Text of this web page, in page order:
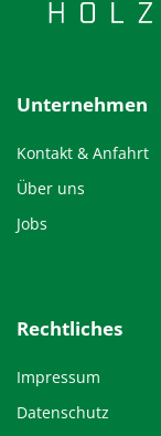
Unternehmen
Kontakt & Anfahrt
Über uns
Jobs
Rechtliches
Impressum
Datenschutz